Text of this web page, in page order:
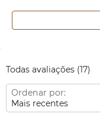
Todas avaliações (17)
Ordenar por:
Mais recentes